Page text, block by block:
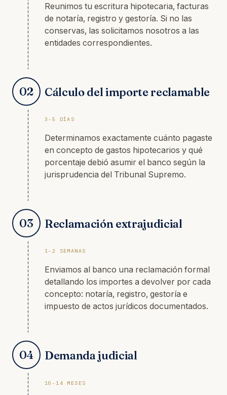
Reunimos tu escritura hipotecaria, facturas
de notaría, registro y gestoría. Si no las
conservas, las solicitamos nosotros a las
entidades correspondientes.
02 Cálculo del importe reclamable
3-5 DÍAS
Determinamos exactamente cuánto pagaste
en concepto de gastos hipotecarios y qué
porcentaje debió asumir el banco según la
jurisprudencia del Tribunal Supremo.
03 Reclamación extrajudicial
1-2 SEMANAS
Enviamos al banco una reclamación formal
detallando los importes a devolver por cada
concepto: notaría, registro, gestoría e
impuesto de actos jurídicos documentados.
04 Demanda judicial
10-14 MESES